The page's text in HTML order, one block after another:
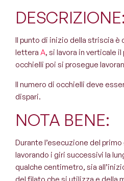
DESCRIZIONE:
Il punto di inizio della striscia è
lettera A, si lavora in verticale
occhielli poi si prosegue
Il numero di occhielli deve
dispari.
NOTA BENE:
Durante l’esecuzione del
lavorando i giri successivi la
qualche centimetro, sia